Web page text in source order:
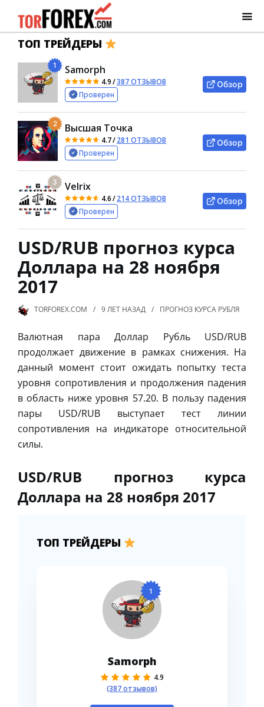
ТОП ТРЕЙДЕРЫ
1 Samorph
4.9/387 ОТЗЫВОВ
Проверен
Обзор
2 Высшая Точка
4.7/281 ОТЗЫВОВ
Проверен
Обзор
3 Velrix
4.6/214 ОТЗЫВОВ
Проверен
Обзор
USD/RUB прогноз курса
Доллара на 28 ноября
2017
TORFOREX.COM 9 ЛЕТ НАЗАД ПРОГНОЗ КУРСА РУБЛЯ
Валютная пара Доллар Рубль USD/RUB
продолжает движение в рамках снижения. На
данный момент стоит ожидать попытку теста
уровня сопротивления и продолжения падения
в область ниже уровня 57.20. В пользу падения
пары USD/RUB выступает тест линии
сопротивления на индикаторе относительной
силы.
USD/RUB прогноз курса
Доллара на 28 ноября 2017
ТОП ТРЕЙДЕРЫ
1
Samorph
4.9
(387 отзывов)